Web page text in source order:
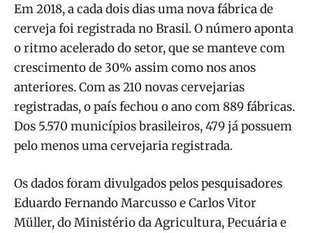
Em 2018, a cada dois dias uma nova fábrica de
cerveja foi registrada no Brasil. O número aponta
o ritmo acelerado do setor, que se manteve com
crescimento de 30% assim como nos anos
anteriores. Com as 210 novas cervejarias
registradas, o país fechou o ano com 889 fábricas.
Dos 5.570 municípios brasileiros, 479 já possuem
pelo menos uma cervejaria registrada.
Os dados foram divulgados pelos pesquisadores
Eduardo Fernando Marcusso e Carlos Vitor
Müller, do Ministério da Agricultura, Pecuária e